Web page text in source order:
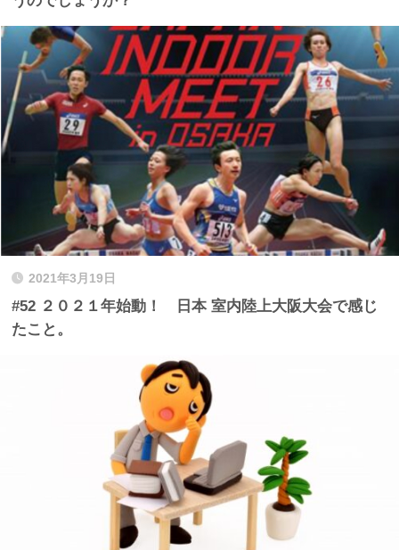
2021年3月19日
#52 ２０２１年始動！ 日本 室内陸上大阪大会で感じ
たこと。